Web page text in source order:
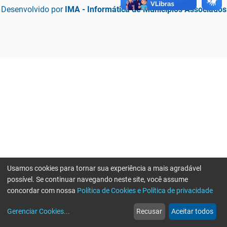
Desenvolvido por IMA - Informática de Municípios Associados
web
Notícias
more_horiz
Mais
Usamos cookies para tornar sua experiência a mais agradável
possível. Se continuar navegando neste site, você assume
concordar com nossa Política de Cookies e Política de privacidade
Gerenciar Cookies... Recusar Aceitar todos
Erro ao enviar informações, por favor tente novamente